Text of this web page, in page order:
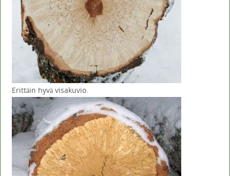
Erittäin hyvä visakuvio.